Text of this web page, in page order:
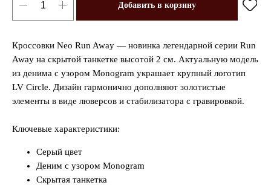
Добавить в корзину
Кроссовки Neo Run Away — новинка легендарной серии Run
Away на скрытой танкетке высотой 2 см. Актуальную модель
из денима с узором Monogram украшает крупный логотип
LV Circle. Дизайн гармонично дополняют золотистые
элементы в виде люверсов и стабилизатора с гравировкой.
Ключевые характеристики:
Серый цвет
Деним с узором Monogram
Скрытая танкетка